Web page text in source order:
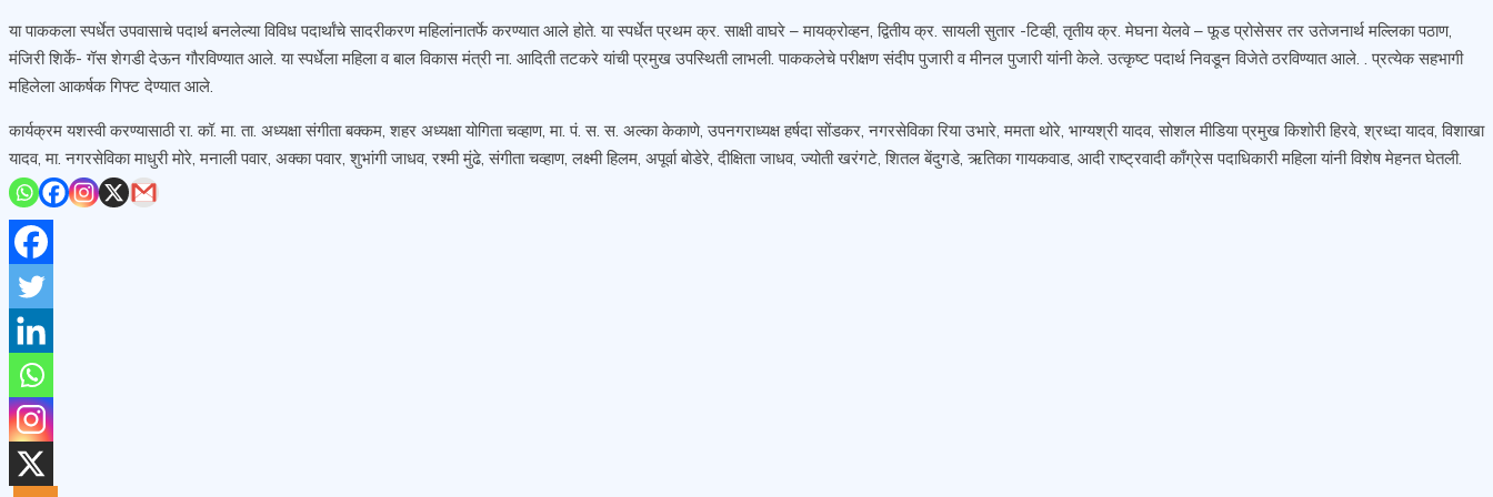
या पाककला स्पर्धेत उपवासाचे पदार्थ बनलेल्या विविध पदार्थांचे सादरीकरण महिलांनातर्फे करण्यात आले होते. या स्पर्धेत प्रथम क्र. साक्षी वाघरे – मायक्रोव्हन, द्वितीय क्र. सायली सुतार -टिव्ही, तृतीय क्र. मेघना येलवे – फूड प्रोसेसर तर उतेजनार्थ मल्लिका पठाण,
मंजिरी शिर्के- गॅस शेगडी देऊन गौरविण्यात आले. या स्पर्धेला महिला व बाल विकास मंत्री ना. आदिती तटकरे यांची प्रमुख उपस्थिती लाभली. पाककलेचे परीक्षण संदीप पुजारी व मीनल पुजारी यांनी केले. उत्कृष्ट पदार्थ निवडून विजेते ठरविण्यात आले. . प्रत्येक सहभागी
महिलेला आकर्षक गिफ्ट देण्यात आले.
कार्यक्रम यशस्वी करण्यासाठी रा. कॉ. मा. ता. अध्यक्षा संगीता बक्कम, शहर अध्यक्षा योगिता चव्हाण, मा. पं. स. स. अल्का केकाणे, उपनगराध्यक्ष हर्षदा सोंडकर, नगरसेविका रिया उभारे, ममता थोरे, भाग्यश्री यादव, सोशल मीडिया प्रमुख किशोरी हिरवे, श्रध्दा यादव, विशाखा
यादव, मा. नगरसेविका माधुरी मोरे, मनाली पवार, अक्का पवार, शुभांगी जाधव, रश्मी मुंढे, संगीता चव्हाण, लक्ष्मी हिलम, अपूर्वा बोडेरे, दीक्षिता जाधव, ज्योती खरंगटे, शितल बेंदुगडे, ऋतिका गायकवाड, आदी राष्ट्रवादी काँग्रेस पदाधिकारी महिला यांनी विशेष मेहनत घेतली.